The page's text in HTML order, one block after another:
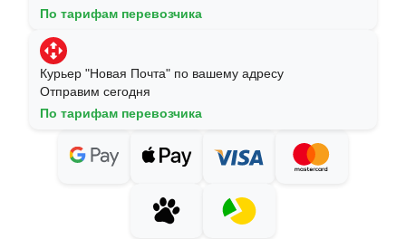
По тарифам перевозчика
Курьер "Новая Почта" по вашему адресу
Отправим сегодня
По тарифам перевозчика